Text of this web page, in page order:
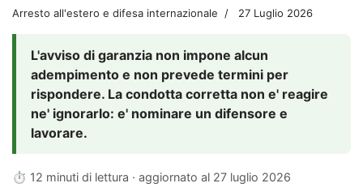
Arresto all'estero e difesa internazionale 27 Luglio 2026
L'avviso di garanzia non impone alcun
adempimento e non prevede termini per
rispondere. La condotta corretta non e' reagire
ne' ignorarlo: e' nominare un difensore e
lavorare.
⏱ 12 minuti di lettura · aggiornato al 27 luglio 2026